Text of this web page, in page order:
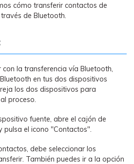
cómo transferir contactos de
de Bluetooth.
la transferencia vía Bluetooth,
en tus dos dispositivos
los dos dispositivos para
proceso.
fuente, abre el cajón de
pulsa el icono "Contactos".
debe seleccionar los
También puedes ir a la opción